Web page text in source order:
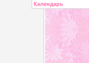
Календарь